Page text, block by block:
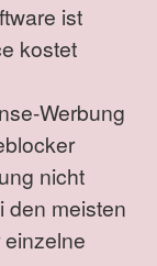
ist
kostet
Werbung
nicht
den meisten